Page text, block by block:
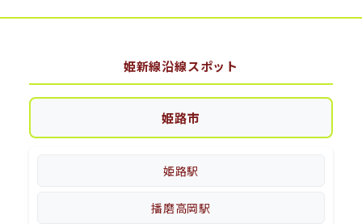
姫新線沿線スポット
姫路市
姫路駅
播磨高岡駅